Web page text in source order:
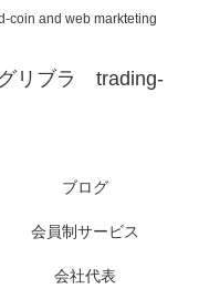
and web markteting
リブラ trading-
ブログ
会員制サービス
会社代表